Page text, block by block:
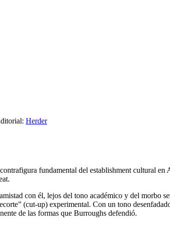
Herder
fundamental del establishment cultural
con él, lejos del tono académico y del morbo
(cut-up) experimental. Con un tono
de las formas que Burroughs defendió.